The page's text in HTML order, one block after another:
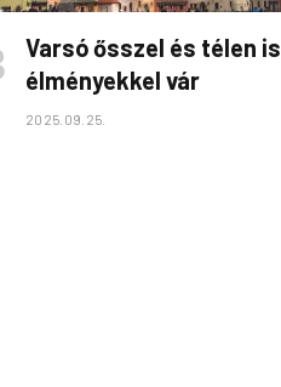
Varsó ősszel és télen is
élményekkel vár
2025.09.25.